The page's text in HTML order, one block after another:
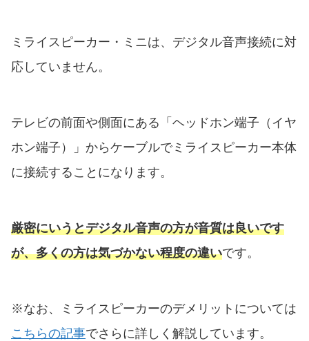
ミライスピーカー・ミニは、デジタル音声接続に対
応していません。
テレビの前面や側面にある「ヘッドホン端子（イヤ
ホン端子）」からケーブルでミライスピーカー本体
に接続することになります。
厳密にいうとデジタル音声の方が音質は良いです
が、多くの方は気づかない程度の違いです。
※なお、ミライスピーカーのデメリットについては
こちらの記事でさらに詳しく解説しています。